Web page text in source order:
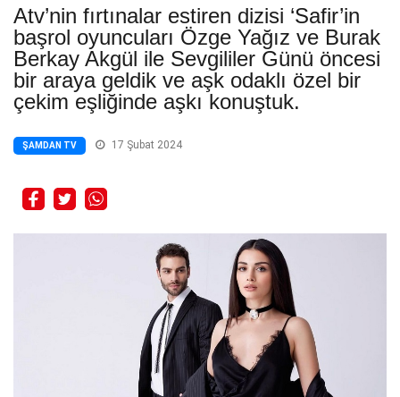
Atv’nin fırtınalar estiren dizisi ‘Safir’in
başrol oyuncuları Özge Yağız ve Burak
Berkay Akgül ile Sevgililer Günü öncesi
bir araya geldik ve aşk odaklı özel bir
çekim eşliğinde aşkı konuştuk.
ŞAMDAN TV 17 Şubat 2024